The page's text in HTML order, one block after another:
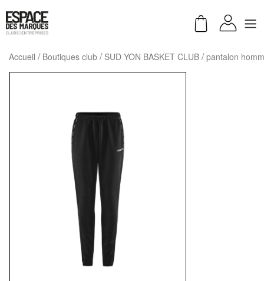
Accueil Boutiques club SUD YON BASKET CLUB pantalon